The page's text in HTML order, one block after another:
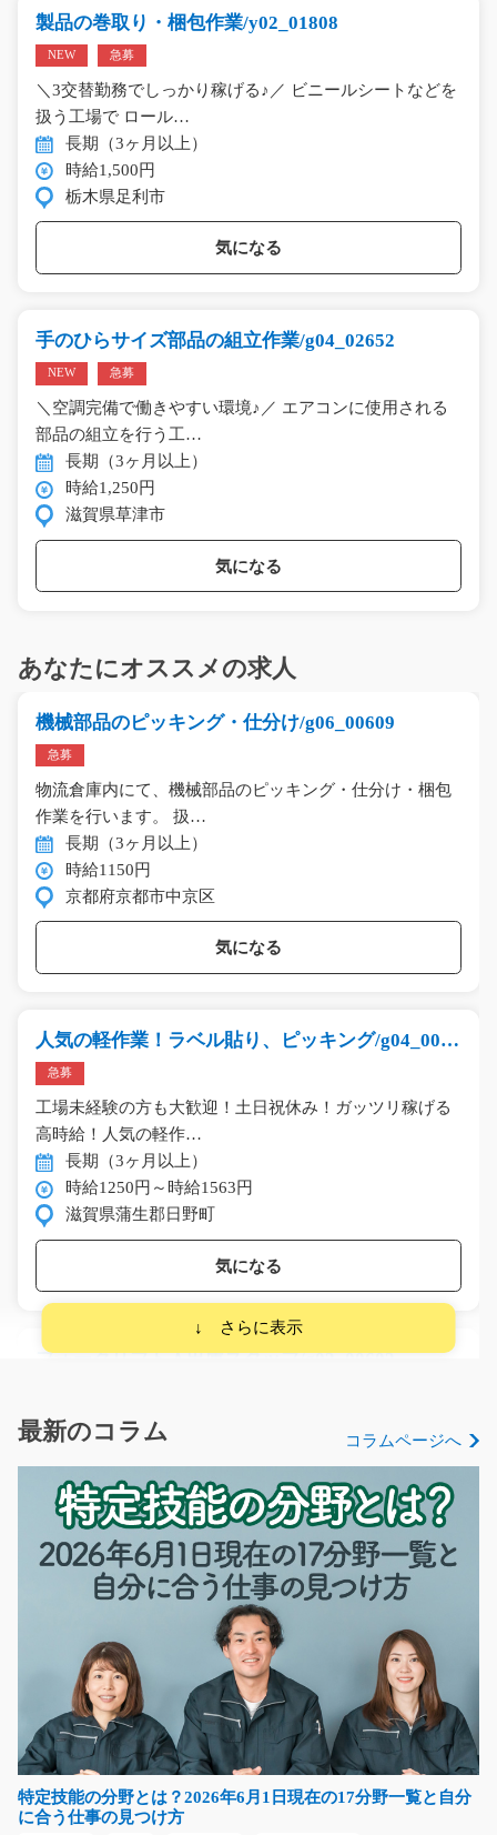
製品の巻取り・梱包作業/y02_01808
NEW 急募
＼3交替勤務でしっかり稼げる♪／ ビニールシートなどを
扱う工場で ロール…
長期（3ヶ月以上）
時給1,500円
栃木県足利市
気になる
手のひらサイズ部品の組立作業/g04_02652
NEW 急募
＼空調完備で働きやすい環境♪／ エアコンに使用される
部品の組立を行う工…
長期（3ヶ月以上）
時給1,250円
滋賀県草津市
気になる
あなたにオススメの求人
機械部品のピッキング・仕分け/g06_00609
急募
物流倉庫内にて、機械部品のピッキング・仕分け・梱包
作業を行います。 扱…
長期（3ヶ月以上）
時給1150円
京都府京都市中京区
気になる
人気の軽作業！ラベル貼り、ピッキング/g04_0098
8急募
工場未経験の方も大歓迎！土日祝休み！ガッツリ稼げる
高時給！人気の軽作…
長期（3ヶ月以上）
時給1250円～時給1563円
滋賀県蒲生郡日野町
気になる
フォークリフト入出庫スタッフ/g02_00602
建築資材やリサイクル品を扱う倉庫内でのフォークリフ
長期（3ヶ月以上）
時給1,500円
埼玉県北葛飾郡松伏町
気になる
ピッキング、格納、出荷作業/y01_01213
急募
☆扶養内勤務OK★1日4時間以上、週4日から相談OK！！
未経験の方も大歓迎☆☆☆…
長期（3ヶ月以上）
時給1200円～
最新のコラム コラムページへ
特定技能の分野とは？2026年6月1日現在の17分野一覧と自分
に合う仕事の見つけ方